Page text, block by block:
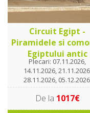
Circuit Egipt -
Piramidele si
Egiptului antic
Plecari: 07.11.2026,
14.11.2026,
28.11.2026,
12.12.2026,
26.12.2026, 02.01.2027,
09.01.2027, 16.01.2027
De la 1017€